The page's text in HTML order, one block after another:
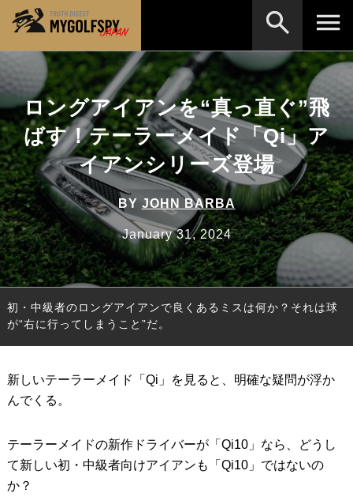
ロングアイアンを“真っ直ぐ”飛
ばす！テーラーメイド「Qi」ア
イアンシリーズ登場
BY JOHN BARBA
January 31, 2024
初・中級者のロングアイアンで良くあるミスは何か？それは球
が“右に行ってしまうこと”だ。
新しいテーラーメイド「Qi」を見ると、明確な疑問が浮か
んでくる。
テーラーメイドの新作ドライバーが「Qi10」なら、どうし
て新しい初・中級者向けアイアンも「Qi10」ではないの
か？
MOST WANTED テストランキング
NEW RELEASES 新製品情報
HOW TO ゴルフ上達・実践テクニック
LAB テスト・データ検証
Golf News ゴルフニュース
REVIEWS 製品レビュー
DRIVERS ドライバー
FAIRWAY WOODS フェアウェイウッド
HYBRIDS ハイブリッド
IRONS アイアン
PUTTERS パター
OTHER
※メーカー名やクラブ名など、検索したい事柄を入
力してください。
検索